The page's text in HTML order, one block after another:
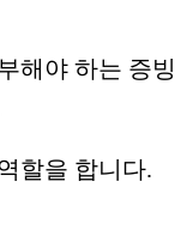
해야 하는 증빙
할을 합니다.